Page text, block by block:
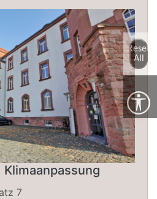
7
Reset
All